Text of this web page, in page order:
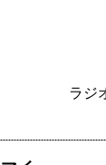
ラジ